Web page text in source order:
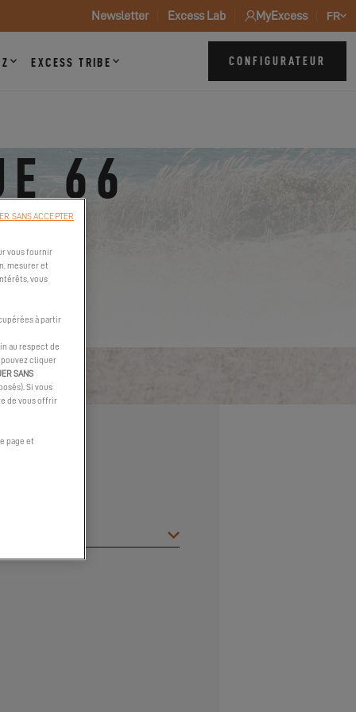
Newsletter Excess Lab MyExcess FR
EXCESS TRIBE CONFIGURATEUR
66
vous fournir
mesurer et
vous
à partir
au respect de
pouvez cliquer
SANS
Si vous
de vous offrir
page et
SANS ACCEPTER